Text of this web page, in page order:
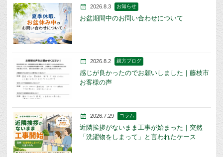
2026.8.3 お知らせ
お盆期間中のお問い合わせについて
2026.8.2 親方ブログ
感じが良かったのでお願いしました｜藤枝市
お客様の声
2026.7.29 コラム
近隣挨拶がないまま工事が始まった｜突然
「洗濯物をしまって」と言われたケース